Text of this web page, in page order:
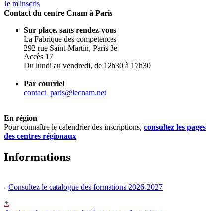
Je m'inscris
Contact du centre Cnam à Paris
Sur place, sans rendez-vous
La Fabrique des compétences
292 rue Saint-Martin, Paris 3e
Accès 17
Du lundi au vendredi, de 12h30 à 17h30
Par courriel
contact_paris@lecnam.net
En région
Pour connaître le calendrier des inscriptions, consultez les pages
des centres régionaux
Informations
- Consultez le catalogue des formations 2026-2027